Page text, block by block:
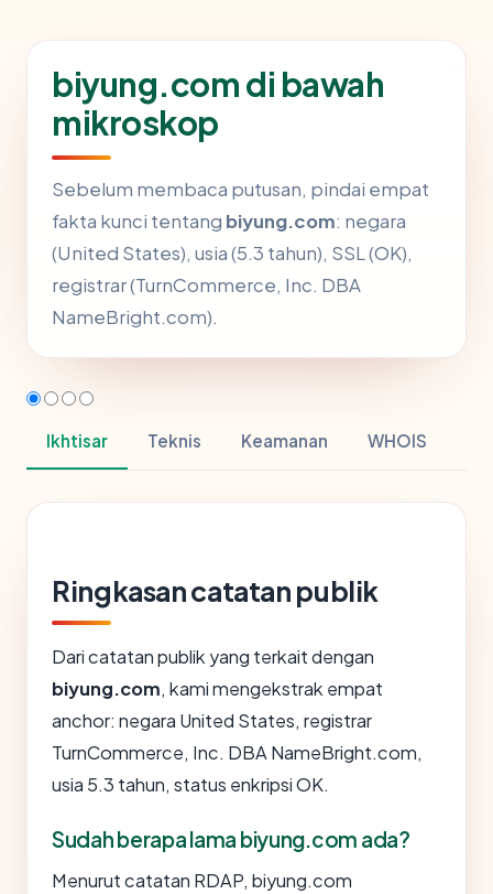
biyung.com di bawah
mikroskop
Sebelum membaca putusan, pindai empat
fakta kunci tentang biyung.com: negara
(United States), usia (5.3 tahun), SSL (OK),
registrar (TurnCommerce, Inc. DBA
NameBright.com).
Ikhtisar Teknis Keamanan WHOIS
Ringkasan catatan publik
Dari catatan publik yang terkait dengan
biyung.com, kami mengekstrak empat
anchor: negara United States, registrar
TurnCommerce, Inc. DBA NameBright.com,
usia 5.3 tahun, status enkripsi OK.
Sudah berapa lama biyung.com ada?
Menurut catatan RDAP, biyung.com